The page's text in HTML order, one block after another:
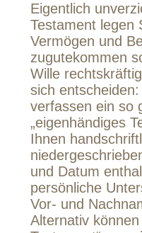
Eigentlich
Testament legen
Vermögen und
zugutekommen
Wille
sich
verfassen ein so
„eigenhändiges
Ihnen
und Datum
persönliche
Vor- und
Alternativ